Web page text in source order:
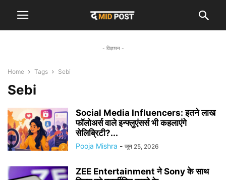
- विज्ञापन -
Home Tags Sebi
Sebi
Social Media Influencers: इतने लाख
फॉलोअर्स वाले इन्फ्लुएंसर्स भी कहलाएंगे
सेलिब्रिटी?...
Pooja Mishra - जून 25, 2026
ZEE Entertainment ने Sony के साथ